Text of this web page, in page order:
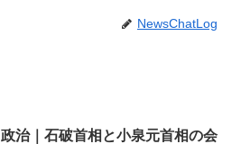
NewsChatLog
政治｜石破首相と小泉元首相の会